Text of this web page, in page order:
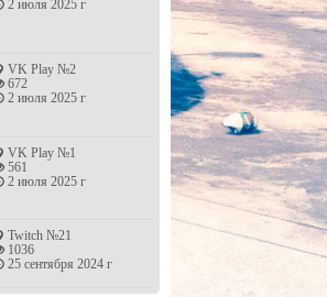
2 июля 2025 г
VK Play №2
672
2 июля 2025 г
VK Play №1
561
2 июля 2025 г
Twitch №21
1036
25 сентября 2024 г